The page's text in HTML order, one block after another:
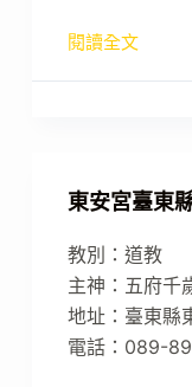
閱讀全文
東安宮臺東
教別：道教
主神：五府千
地址：臺東縣
電話：089-